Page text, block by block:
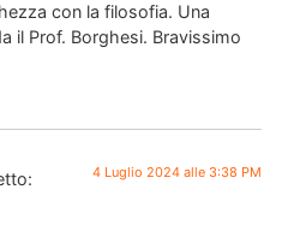
con la filosofia. Una
il Prof. Borghesi. Bravissimo
4 Luglio 2024 alle 3:38 PM